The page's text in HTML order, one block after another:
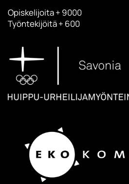
Opiskelijoita + 9000
Työntekijöitä + 600